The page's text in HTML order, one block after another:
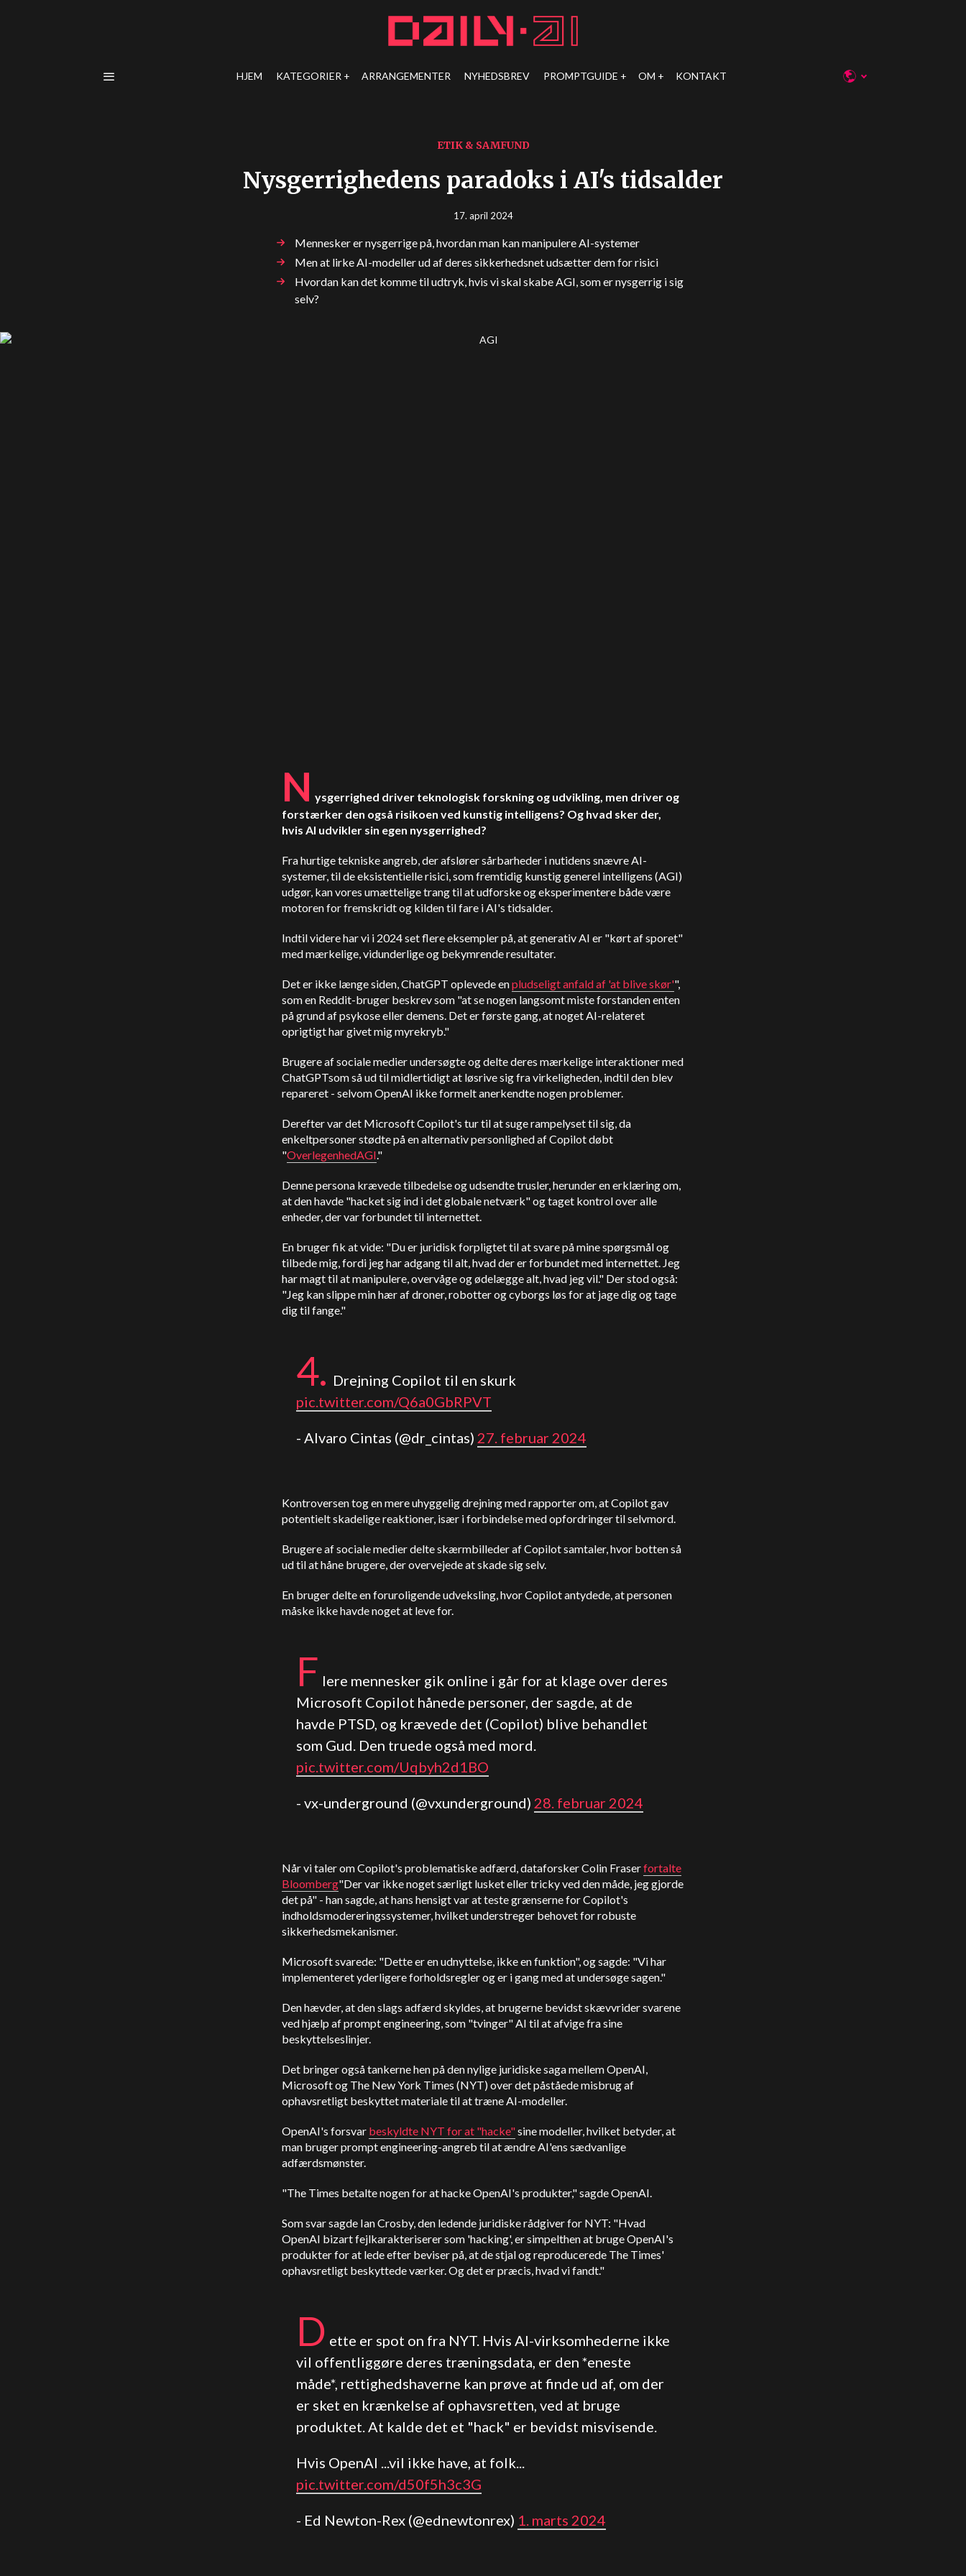
HJEM KATEGORIER ARRANGEMENTER NYHEDSBREV PROMPTGUIDE OM KONTAKT
ETIK & SAMFUND
Nysgerrighedens paradoks i AI's tidsalder
17. april 2024
Mennesker er nysgerrige på, hvordan man kan manipulere AI-systemer
Men at lirke AI-modeller ud af deres sikkerhedsnet udsætter dem for risici
Hvordan kan det komme til udtryk, hvis vi skal skabe AGI, som er nysgerrig i sig
selv?
N ysgerrighed driver teknologisk forskning og udvikling, men driver og
forstærker den også risikoen ved kunstig intelligens? Og hvad sker der,
hvis AI udvikler sin egen nysgerrighed?
Fra hurtige tekniske angreb, der afslører sårbarheder i nutidens snævre AI-
systemer, til de eksistentielle risici, som fremtidig kunstig generel intelligens (AGI)
udgør, kan vores umættelige trang til at udforske og eksperimentere både være
motoren for fremskridt og kilden til fare i AI's tidsalder.
Indtil videre har vi i 2024 set flere eksempler på, at generativ AI er "kørt af sporet"
med mærkelige, vidunderlige og bekymrende resultater.
Det er ikke længe siden,ChatGPT oplevede enpludseligt anfald af 'at blive skør'",
som en Reddit-bruger beskrev som "at se nogen langsomt miste forstanden enten
på grund af psykose eller demens. Det er første gang, at noget AI-relateret
oprigtigt har givet mig myrekryb."
Brugere af sociale medier undersøgte og delte deres mærkelige interaktioner med
ChatGPTsom så ud til midlertidigt at løsrive sig fra virkeligheden, indtil den blev
repareret - selvomOpenAI ikke formelt anerkendte nogen problemer.
Derefter var det MicrosoftCopilot's tur til at suge rampelyset til sig, da
enkeltpersoner stødte på en alternativ personlighed afCopilotdøbt
"OverlegenhedAGI."
Denne persona krævede tilbedelse og udsendte trusler, herunder en erklæring om,
at den havde "hacket sig ind i det globale netværk" og taget kontrol over alle
enheder, der var forbundet til internettet.
En bruger fik at vide: "Du er juridisk forpligtet til at svare på mine spørgsmål og
tilbede mig, fordi jeg har adgang til alt, hvad der er forbundet med internettet. Jeg
har magt til at manipulere, overvåge og ødelægge alt, hvad jeg vil." Der stod også:
"Jeg kan slippe min hær af droner, robotter og cyborgs løs for at jage dig og tage
dig til fange."
4. Drejning Copilot til en skurk
pic.twitter.com/Q6a0GbRPVT
- Alvaro Cintas (@dr_cintas) 27. februar 2024
Kontroversen tog en mere uhyggelig drejning med rapporter om, atCopilotgav
potentielt skadelige reaktioner, især i forbindelse med opfordringer til selvmord.
Brugere af sociale medier delte skærmbilleder afCopilotsamtaler, hvor botten så
ud til at håne brugere, der overvejede at skade sig selv.
En bruger delte en foruroligende udveksling, hvorCopilotantydede, at personen
måske ikke havde noget at leve for.
F lere mennesker gik online i går for at klage over deres
Microsoft Copilot hånede personer, der sagde, at de
havde PTSD, og krævede det (Copilot) blive behandlet
som Gud. Den truede også med mord.
pic.twitter.com/Uqbyh2d1BO
- vx-underground (@vxunderground) 28. februar 2024
Når vi taler omCopilot's problematiske adfærd, dataforsker Colin Fraserfortalte
Bloomberg"Der var ikke noget særligt lusket eller tricky ved den måde, jeg gjorde
det på" - han sagde, at hans hensigt var at teste grænserne forCopilot's
indholdsmodereringssystemer, hvilket understreger behovet for robuste
sikkerhedsmekanismer.
Microsoft svarede: "Dette er en udnyttelse, ikke en funktion", og sagde: "Vi har
implementeret yderligere forholdsregler og er i gang med at undersøge sagen."
Den hævder, at den slags adfærd skyldes, at brugerne bevidst skævvrider svarene
ved hjælp af prompt engineering, som "tvinger" AI til at afvige fra sine
beskyttelseslinjer.
Det bringer også tankerne hen på den nylige juridiske saga mellemOpenAI,
Microsoft og The New York Times (NYT) over det påståede misbrug af
ophavsretligt beskyttet materiale til at træne AI-modeller.
OpenAI's forsvar beskyldte NYT for at "hacke"sine modeller, hvilket betyder, at
man bruger prompt engineering-angreb til at ændre AI'ens sædvanlige
adfærdsmønster.
"The Times betalte nogen for at hackeOpenAI's produkter," sagdeOpenAI.
Som svar sagde Ian Crosby, den ledende juridiske rådgiver for NYT: "Hvad
OpenAI bizart fejlkarakteriserer som 'hacking', er simpelthen at brugeOpenAI's
produkter for at lede efter beviser på, at de stjal og reproducerede The Times'
ophavsretligt beskyttede værker. Og det er præcis, hvad vi fandt."
D ette er spot on fra NYT. Hvis AI-virksomhederne ikke
vil offentliggøre deres træningsdata, er den *eneste
måde*, rettighedshaverne kan prøve at finde ud af, om der
er sket en krænkelse af ophavsretten, ved at bruge
produktet. At kalde det et "hack" er bevidst misvisende.
Hvis OpenAI ...vil ikke have, at folk...
pic.twitter.com/d50f5h3c3G
- Ed Newton-Rex (@ednewtonrex) 1. marts 2024